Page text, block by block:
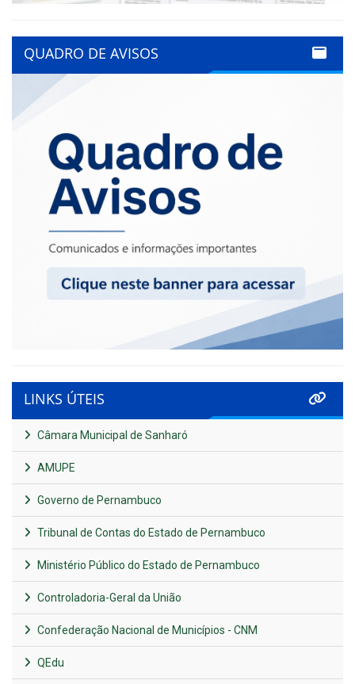
QUADRO DE AVISOS
LINKS ÚTEIS
Câmara Municipal de Sanharó
AMUPE
Governo de Pernambuco
Tribunal de Contas do Estado de Pernambuco
Ministério Público do Estado de Pernambuco
Controladoria-Geral da União
Confederação Nacional de Municípios - CNM
QEdu